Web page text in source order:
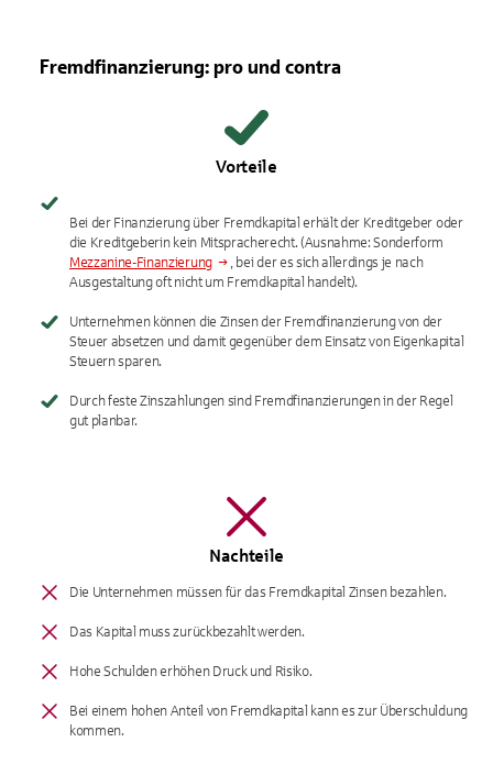
Fremdfinanzierung: pro und contra
Vorteile
Bei der Finanzierung über Fremdkapital erhält der Kreditgeber oder
die Kreditgeberin kein Mitspracherecht. (Ausnahme: Sonderform
Mezzanine-Finanzierung
, bei der es sich allerdings je nach
Ausgestaltung oft nicht um Fremdkapital handelt).
Unternehmen können die Zinsen der Fremdfinanzierung von der
Steuer absetzen und damit gegenüber dem Einsatz von Eigenkapital
Steuern sparen.
Durch feste Zinszahlungen sind Fremdfinanzierungen in der Regel
gut planbar.
Nachteile
Die Unternehmen müssen für das Fremdkapital Zinsen bezahlen.
Das Kapital muss zurückbezahlt werden.
Hohe Schulden erhöhen Druck und Risiko.
Bei einem hohen Anteil von Fremdkapital kann es zur Überschuldung
kommen.